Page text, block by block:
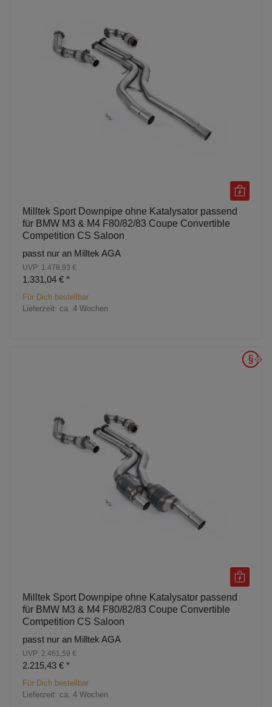
Milltek Sport Downpipe ohne Katalysator passend
für BMW M3 & M4 F80/82/83 Coupe Convertible
Competition CS Saloon
passt nur an Milltek AGA
UVP: 1.478,93 €
1.331,04 € *
Für Dich bestellbar
Lieferzeit: ca. 4 Wochen
Milltek Sport Downpipe ohne Katalysator passend
für BMW M3 & M4 F80/82/83 Coupe Convertible
Competition CS Saloon
passt nur an Milltek AGA
UVP: 2.461,59 €
2.215,43 € *
Für Dich bestellbar
Lieferzeit: ca. 4 Wochen